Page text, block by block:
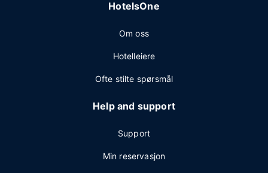
HotelsOne
Om oss
Hotelleiere
Ofte stilte spørsmål
Help and support
Support
Min reservasjon